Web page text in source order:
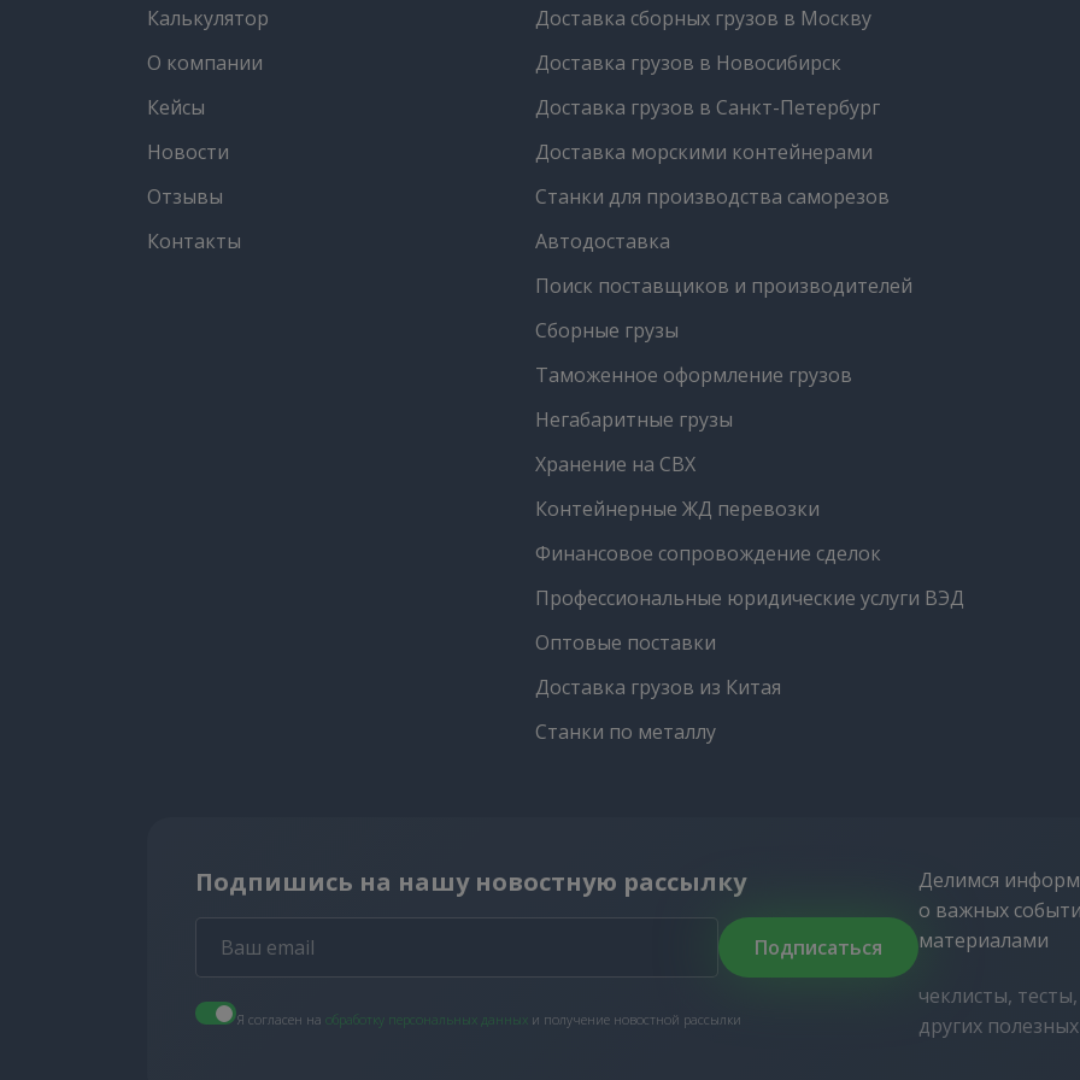
Калькулятор
О компании
Кейсы
Новости
Отзывы
Контакты
Доставка сборных грузов в Москву
Доставка грузов в Новосибирск
Доставка грузов в Санкт-Петербург
Доставка морскими контейнерами
Станки для производства саморезов
Автодоставка
Поиск поставщиков и производителей
Сборные грузы
Таможенное оформление грузов
Негабаритные грузы
Хранение на СВХ
Контейнерные ЖД перевозки
Финансовое сопровождение сделок
Профессиональные юридические услуги ВЭД
Оптовые поставки
Доставка грузов из Китая
Станки по металлу
Подпишись на нашу новостную рассылку
Подписаться
Я согласен на обработку персональных данных и получение новостной рассылки
Делимся
о важных
материалами
чеклисты,
других